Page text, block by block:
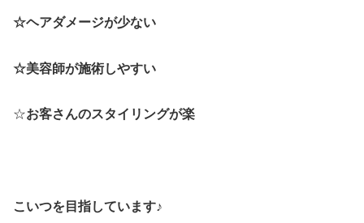
☆ヘアダメージが少ない
☆美容師が施術しやすい
☆お客さんのスタイリングが楽
こいつを目指しています♪